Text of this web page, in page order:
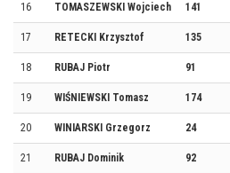
16 TOMASZEWSKI Wojciech 141
17 RETECKI Krzysztof 135
18 RUBAJ Piotr 91
19 WIŚNIEWSKI Tomasz 174
20 WINIARSKI Grzegorz 24
21 RUBAJ Dominik 92